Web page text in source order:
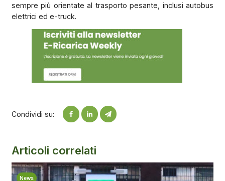
sempre più orientate al trasporto pesante, inclusi autobus
elettrici ed e-truck.
Condividi su:
Articoli correlati
News